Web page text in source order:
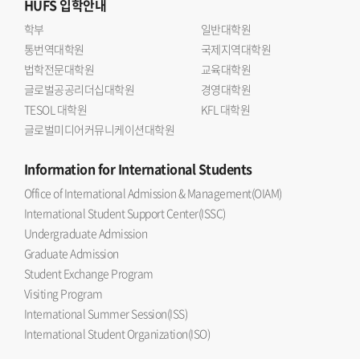
HUFS입학안내
학부
일반대학원
통번역대학원
국제지역대학원
법학전문대학원
교육대학원
글로벌공공리더십대학원
경영대학원
TESOL 대학원
KFL 대학원
글로벌미디어커뮤니케이션대학원
Informationfor International Students
Office of International Admission & Management(OIAM)
International Student Support Center(ISSC)
Undergraduate Admission
Graduate Admission
Student Exchange Program
Visiting Program
International Summer Session(ISS)
International Student Organization(ISO)